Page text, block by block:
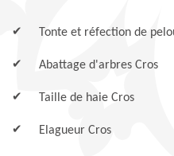
Tonte et réfection de
Abattage d'arbres Cros
Taille de haie Cros
Elagueur Cros